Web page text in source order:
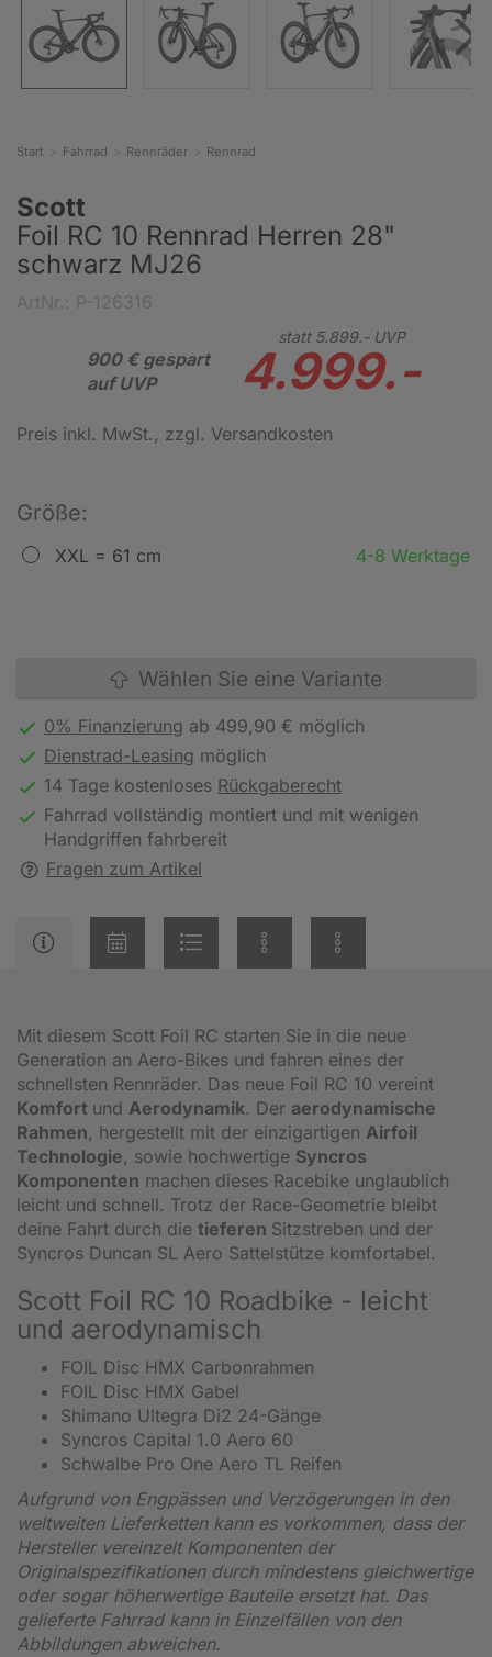
Start Fahrrad Rennräder Rennrad
Scott
Foil RC 10 Rennrad Herren 28"
schwarz MJ26
900 € gespart
auf UVP
statt 5.899.-UVP
4.999.-
Preis inkl. MwSt. , zzgl. Versandkosten
Größe:
XXL = 61 cm 4-8 Werktage
Wählen Sie eine Variante
0% Finanzierung ab 499,90 € möglich
Dienstrad-Leasing möglich
14 Tage kostenloses Rückgaberecht
Fahrrad vollständig montiert und mit wenigen
Handgriffen fahrbereit
Fragen zum Artikel
Mit diesem Scott Foil RC starten Sie in die neue
Generation an Aero-Bikes und fahren eines der
schnellsten Rennräder. Das neue Foil RC 10 vereint
Komfort und Aerodynamik. Der aerodynamische
Rahmen, hergestellt mit der einzigartigen Airfoil
Technologie, sowie hochwertige Syncros
Komponenten machen dieses Racebike unglaublich
leicht und schnell. Trotz der Race-Geometrie bleibt
deine Fahrt durch die tieferen Sitzstreben und der
Syncros Duncan SL Aero Sattelstütze komfortabel.
Scott Foil RC 10 Roadbike - leicht
und aerodynamisch
FOIL Disc HMX Carbonrahmen
FOIL Disc HMX Gabel
Shimano Ultegra Di2 24-Gänge
Syncros Capital 1.0 Aero 60
Schwalbe Pro One Aero TL Reifen
Aufgrund von Engpässen und Verzögerungen in den
weltweiten Lieferketten kann es vorkommen, dass der
Hersteller vereinzelt Komponenten der
Originalspezifikationen durch mindestens gleichwertige
oder sogar höherwertige Bauteile ersetzt hat. Das
gelieferte Fahrrad kann in Einzelfällen von den
Abbildungen abweichen.